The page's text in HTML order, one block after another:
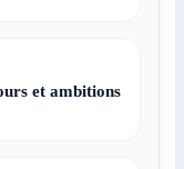
et ambitions